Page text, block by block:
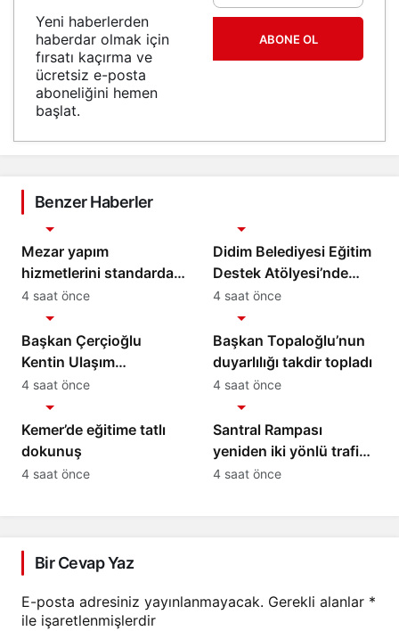
Yeni haberlerden
haberdar olmak için
fırsatı kaçırma ve
ücretsiz e-posta
aboneliğini hemen
başlat.
ABONE OL
Benzer Haberler
Mezar yapım
hizmetlerini standarda
bağlayacak iş birliği
protokolü imzalandı
4 saat önce
Didim Belediyesi Eğitim
Destek Atölyesi’nde
Matematik Eğitimi
4 saat önce
Başkan Çerçioğlu
Kentin Ulaşım
Altyapısını Güçlendiren
Çalışmalarına Devam
Ediyor
4 saat önce
Başkan Topaloğlu’nun
duyarlılığı takdir topladı
4 saat önce
Kemer’de eğitime tatlı
dokunuş
4 saat önce
Santral Rampası
yeniden iki yönlü trafiğe
açıldı
4 saat önce
Bir Cevap Yaz
E-posta adresiniz yayınlanmayacak. Gerekli alanlar *
ile işaretlenmişlerdir